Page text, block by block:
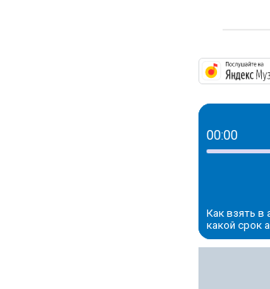
00:00
Как взять в
какой срок